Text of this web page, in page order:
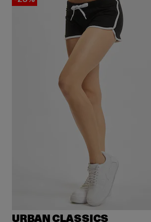
URBAN CLASSICS